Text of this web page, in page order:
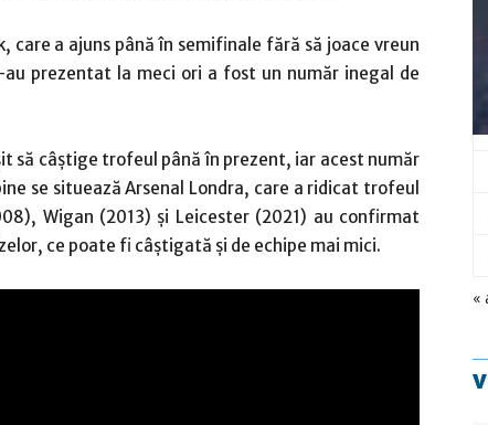
a ajuns până în semifinale fără să joace vreun
au prezentat la meci ori a fost un număr inegal de
să câștige trofeul până în prezent, iar acest număr
se situează Arsenal Londra, care a ridicat trofeul
Wigan (2013) și Leicester (2021) au confirmat
ce poate fi câștigată și de echipe mai mici.
«